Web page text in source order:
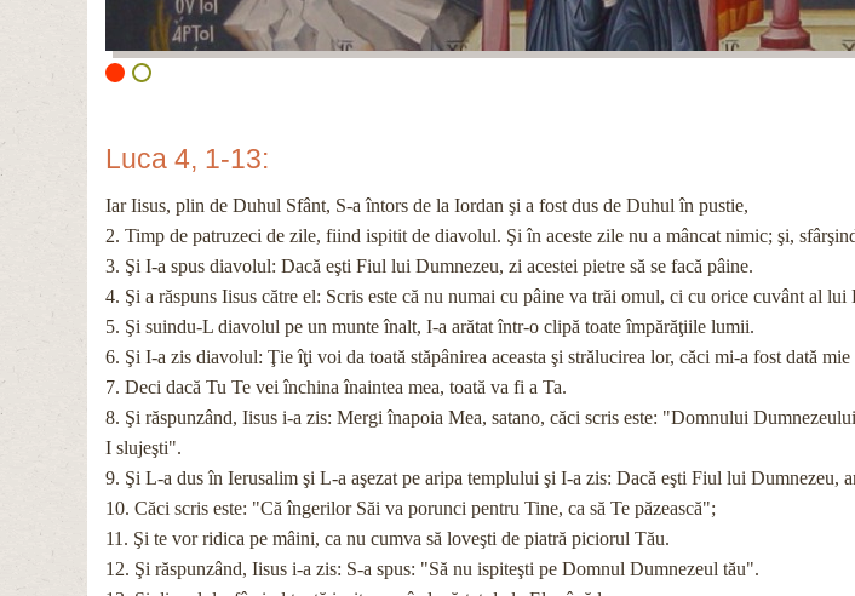
Luca 4, 1-13:
Iar Iisus, plin de Duhul Sfânt, S-a întors de la Iordan şi a fost dus de Duhul în pustie,
2. Timp de patruzeci de zile, fiind ispitit de diavolul. Şi în aceste zile nu a mâncat nimic; şi,
3. Şi I-a spus diavolul: Dacă eşti Fiul lui Dumnezeu, zi acestei pietre să se facă pâine.
4. Şi a răspuns Iisus către el: Scris este că nu numai cu pâine va trăi omul, ci cu orice cuvânt al lui
5. Şi suindu-L diavolul pe un munte înalt, I-a arătat într-o clipă toate împărăţiile lumii.
6. Şi I-a zis diavolul: Ţie îţi voi da toată stăpânirea aceasta şi strălucirea lor, căci mi-a fost dată
7. Deci dacă Tu Te vei închina înaintea mea, toată va fi a Ta.
8. Şi răspunzând, Iisus i-a zis: Mergi înapoia Mea, satano, căci scris este: "Domnului
I slujeşti".
9. Şi L-a dus în Ierusalim şi L-a aşezat pe aripa templului şi I-a zis: Dacă eşti Fiul lui Dumnezeu,
10. Căci scris este: "Că îngerilor Săi va porunci pentru Tine, ca să Te păzească";
11. Şi te vor ridica pe mâini, ca nu cumva să loveşti de piatră piciorul Tău.
12. Şi răspunzând, Iisus i-a zis: S-a spus: "Să nu ispiteşti pe Domnul Dumnezeul tău".